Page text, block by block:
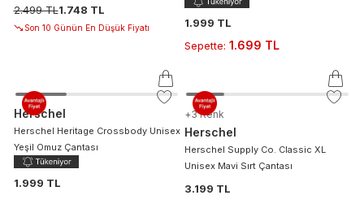
2.499 TL1.748 TL
Son 10 Günün En Düşük Fiyatı
1.999 TL
Sepette: 1.699 TL
Herschel
Herschel Heritage Crossbody Unisex
Yeşil Omuz Çantası
1.999 TL
+ 3 Renk
Herschel
Herschel Supply Co. Classic XL
Unisex Mavi Sırt Çantası
3.199 TL